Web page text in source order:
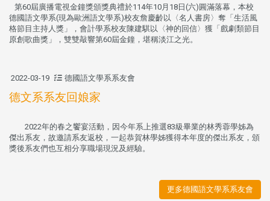
第60屆廣播電視金鐘獎頒獎典禮於114年10月18日(六)圓滿落幕，本校
德國語文學系(現為歐洲語文學系)校友詹慶齡以〈名人書房〉奪「生活風
格節目主持人獎」，會計學系校友陳建騏以〈神的回信〉獲「戲劇類節目
原創歌曲獎」，雙雙敲響第60屆金鐘，堪稱淡江之光。
2022-03-19 德國語文學系系友會
德文系系友回娘家
2022年的春之饗宴活動，因今年系上推選83級畢業的林秀蓉學姊為
傑出系友，故邀請系友返校，一起恭賀林學姊獲得本年度的傑出系友，頒
獎後系友們也互相分享職場現況及經驗。
更多德國語文學系系友會